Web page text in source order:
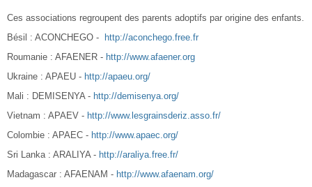
Ces associations regroupent des parents adoptifs par origine des enfants.
Bésil : ACONCHEGO -
http://aconchego.free.fr
Roumanie : AFAENER - http://www.afaener.org
Ukraine : APAEU - http://apaeu.org/
Mali : DEMISENYA - http://demisenya.org/
Vietnam : APAEV - http://www.lesgrainsderiz.asso.fr/
Colombie : APAEC - http://www.apaec.org/
Sri Lanka : ARALIYA - http://araliya.free.fr/
Madagascar : AFAENAM - http://www.afaenam.org/